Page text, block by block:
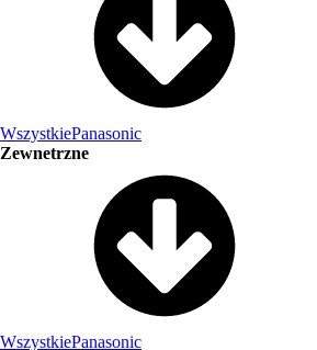
WszystkiePanasonic
Zewnetrzne
WszystkiePanasonic